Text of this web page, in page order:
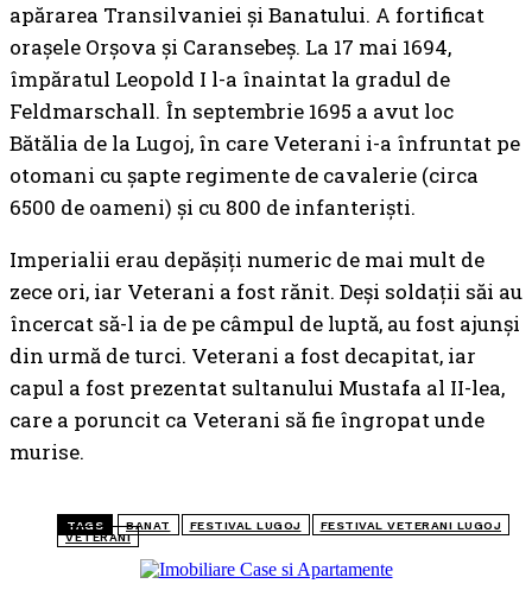
apărarea Transilvaniei și Banatului. A fortificat
orașele Orșova și Caransebeș. La 17 mai 1694,
împăratul Leopold I l-a înaintat la gradul de
Feldmarschall. În septembrie 1695 a avut loc
Bătălia de la Lugoj, în care Veterani i-a înfruntat pe
otomani cu șapte regimente de cavalerie (circa
6500 de oameni) și cu 800 de infanteriști.
Imperialii erau depășiți numeric de mai mult de
zece ori, iar Veterani a fost rănit. Deși soldații săi au
încercat să-l ia de pe câmpul de luptă, au fost ajunși
din urmă de turci. Veterani a fost decapitat, iar
capul a fost prezentat sultanului Mustafa al II-lea,
care a poruncit ca Veterani să fie îngropat unde
murise.
TAGS BANAT FESTIVAL LUGOJ
FESTIVAL VETERANI LUGOJ
VETERANI